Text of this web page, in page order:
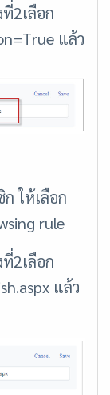
2เลือก
แล้ว
ให้เลือก
rule
2เลือก
แล้ว